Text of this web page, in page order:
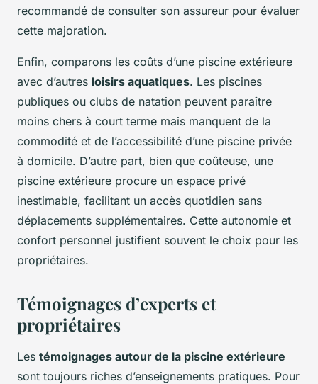
recommandé de consulter son assureur pour évaluer
cette majoration.
Enfin, comparons les coûts d’une piscine extérieure
avec d’autres loisirs aquatiques. Les piscines
publiques ou clubs de natation peuvent paraître
moins chers à court terme mais manquent de la
commodité et de l’accessibilité d’une piscine privée
à domicile. D’autre part, bien que coûteuse, une
piscine extérieure procure un espace privé
inestimable, facilitant un accès quotidien sans
déplacements supplémentaires. Cette autonomie et
confort personnel justifient souvent le choix pour les
propriétaires.
Témoignages d’experts et
propriétaires
Les témoignages autour de la piscine extérieure
sont toujours riches d’enseignements pratiques. Pour